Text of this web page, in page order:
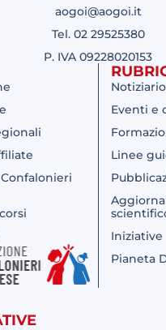
aogoi@aogoi.it
Tel. 02 29525380
P. IVA 09228020153
Eventi e
Linee
Iniziative
Pianeta